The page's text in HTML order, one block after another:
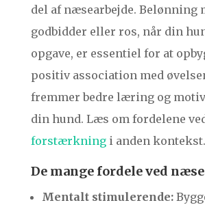
del af næsearbejde. Belønning
godbidder eller ros, når din
opgave, er essentiel for at
positiv association med
fremmer bedre læring og
din hund. Læs om fordelene
forstærkningi anden kontekst.
De mange fordele ved
Mentalt stimulerende: